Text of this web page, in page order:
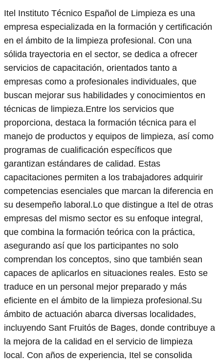
Itel Instituto Técnico Español de Limpieza es una
empresa especializada en la formación y certificación
en el ámbito de la limpieza profesional. Con una
sólida trayectoria en el sector, se dedica a ofrecer
servicios de capacitación, orientados tanto a
empresas como a profesionales individuales, que
buscan mejorar sus habilidades y conocimientos en
técnicas de limpieza.Entre los servicios que
proporciona, destaca la formación técnica para el
manejo de productos y equipos de limpieza, así como
programas de cualificación específicos que
garantizan estándares de calidad. Estas
capacitaciones permiten a los trabajadores adquirir
competencias esenciales que marcan la diferencia en
su desempeño laboral.Lo que distingue a Itel de otras
empresas del mismo sector es su enfoque integral,
que combina la formación teórica con la práctica,
asegurando así que los participantes no solo
comprendan los conceptos, sino que también sean
capaces de aplicarlos en situaciones reales. Esto se
traduce en un personal mejor preparado y más
eficiente en el ámbito de la limpieza profesional.Su
ámbito de actuación abarca diversas localidades,
incluyendo Sant Fruitós de Bages, donde contribuye a
la mejora de la calidad en el servicio de limpieza
local. Con años de experiencia, Itel se consolida